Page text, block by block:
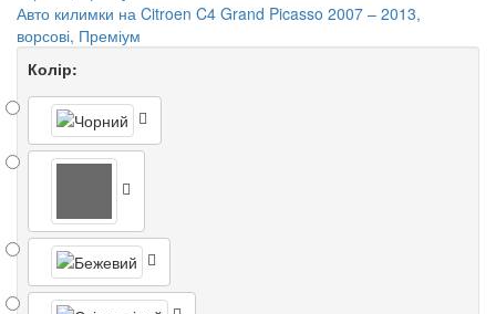
Авто килимки на Citroen C4 Grand Picasso 2007 – 2013,
ворсові, Преміум
Колір: